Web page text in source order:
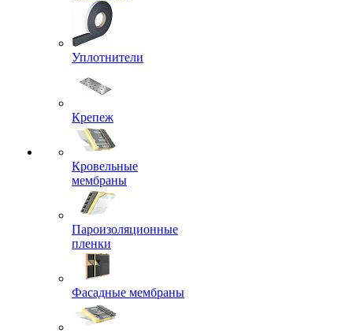
Уплотнители
Крепеж
Кровельные
мембраны
Пароизоляционные
пленки
Фасадные мембраны